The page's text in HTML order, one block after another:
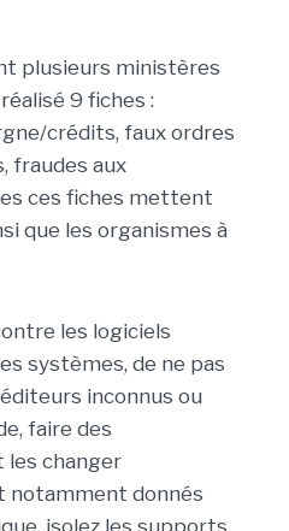
plusieurs ministères
9 fiches :
crédits, faux ordres
fraudes aux
ces fiches mettent
que les organismes à
les logiciels
systèmes, de ne pas
inconnus ou
faire des
les changer
notamment donnés
isolez les supports